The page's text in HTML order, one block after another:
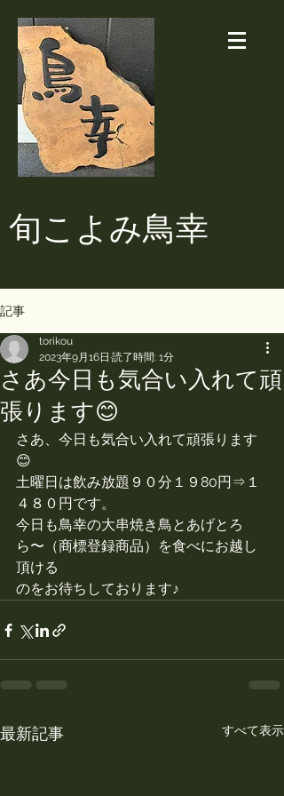
​旬こよみ鳥幸
記事
さあ今日も気合い入れて頑
張ります😊
torikou
2023年9月16日 読了時間: 1分
さあ、今日も気合い入れて頑張ります
😊
土曜日は飲み放題９０分１９80円⇒１
４８０円です。
今日も鳥幸の大串焼き鳥とあげとろ
ら〜（商標登録商品）を食べにお越し
頂ける
のをお待ちしております♪
最新記事 すべて表示